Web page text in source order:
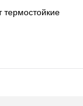
термостойкие